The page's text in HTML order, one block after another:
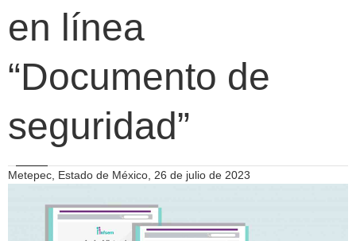
en línea
“Documento de
seguridad”
Metepec, Estado de México, 26 de julio de 2023